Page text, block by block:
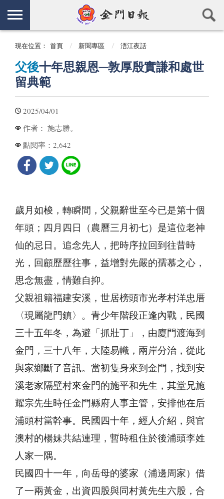
現在位置： 首頁 新聞專區 浯江夜話
父後十年思親恩─敦厚殷實謙和處世
留典範
2025/04/01
作者： 施志勝。
點閱率： 2,642
歲月如梭，轉瞬間，父親辭世至今已是第十個
年頭；四月四日（農曆三月初七）是這位老神
仙的忌日。追念先人，把時序拉回到往昔時
光，回顧歷歷往事，益增對先嚴的孺慕之心，
思念無盡，情難自抑。
父親祖籍福建安溪，世居榜頭市光孝村洋忠厝
〈現屬龍門鎮〉。青少年階段正逢內戰，民國
三十五年冬，為避「抓壯丁」，由廈門渡海到
金門，三十八年，大陸易幟，兩岸分治，從此
與家鄉斷了音訊。當初隻身來到金門，找到安
溪老家隔壁村來金門的施平和先生，其堂兄施
耀宗先生時任金門縣府人事主管，安排他在后
浦頭村當幹事。民國四十年，經人介紹，與官
澳村的楊妹共結連理，暫時租住於後浦頭李姓
人家一隅。
民國四十一年，向岳母的婆家（浦邊周家）借
了一兩黃金，出資四股與同村黃先生六股，合